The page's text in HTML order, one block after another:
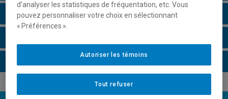
Horaire - Été 2026
d’analyser les statistiques de fréquentation, etc. Vous
pouvez personnaliser votre choix en sélectionnant
« Préférences ».
Tout refuser
Autoriser les témoins